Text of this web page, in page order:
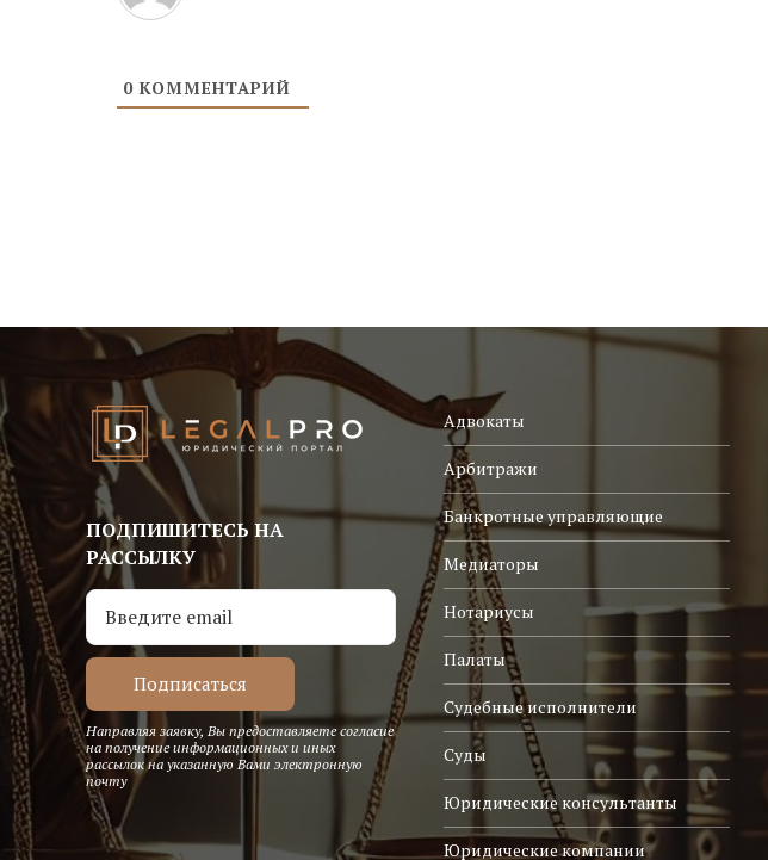
0 КОММЕНТАРИЙ
ПОДПИШИТЕСЬ НА
РАССЫЛКУ
Направляя заявку, Вы предоставляете согласие
на получение информационных и иных
рассылок на указанную Вами электронную
почту
Адвокаты
Арбитражи
Банкротные управляющие
Медиаторы
Нотариусы
Палаты
Судебные исполнители
Суды
Юридические консультанты
Юридические компании